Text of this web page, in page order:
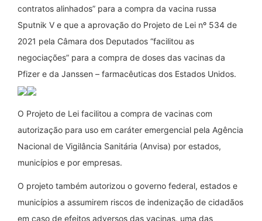
contratos alinhados” para a compra da vacina russa
Sputnik V e que a aprovação do Projeto de Lei nº 534 de
2021 pela Câmara dos Deputados “facilitou as
negociações” para a compra de doses das vacinas da
Pfizer e da Janssen – farmacêuticas dos Estados Unidos.
O Projeto de Lei facilitou a compra de vacinas com
autorização para uso em caráter emergencial pela Agência
Nacional de Vigilância Sanitária (Anvisa) por estados,
municípios e por empresas.
O projeto também autorizou o governo federal, estados e
municípios a assumirem riscos de indenização de cidadãos
em caso de efeitos adversos das vacinas, uma das